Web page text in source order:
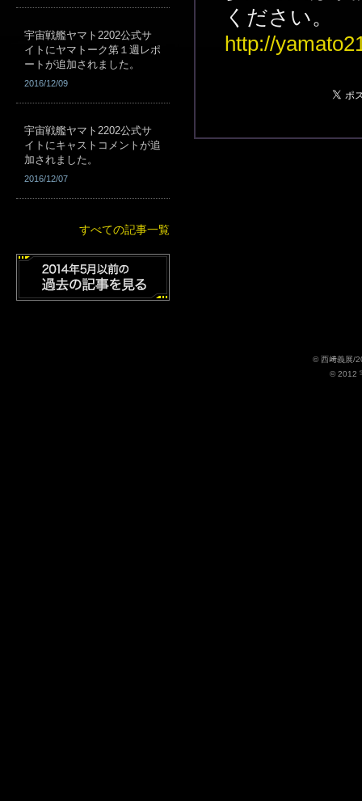
宇宙戦艦ヤマト2202公式サ
イトにヤマトーク第１週レポ
ートが追加されました。
2016/12/09
宇宙戦艦ヤマト2202公式サ
イトにキャストコメントが追
加されました。
2016/12/07
すべての記事一覧
ください。
http://
© 西﨑義展/
© 2012